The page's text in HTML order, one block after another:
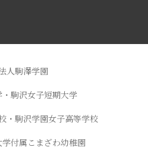
人駒澤学園
駒沢女子短期大学
・駒沢学園女子高等学校
付属こまざわ幼稚園